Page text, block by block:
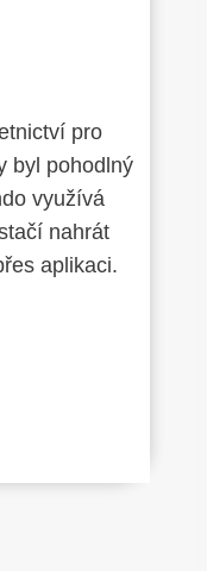
pro
byl pohodlný
využívá
nahrát
aplikaci.